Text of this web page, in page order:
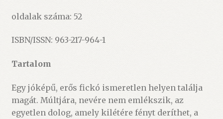
oldalak száma: 52
ISBN/ISSN: 963-217-964-1
Tartalom
Egy jóképű, erős fickó ismeretlen helyen találja
magát. Múltjára, nevére nem emlékszik, az
egyetlen dolog, amely kilétére fényt deríthet, a